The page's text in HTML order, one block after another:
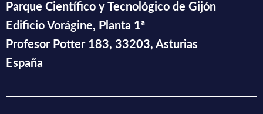
Parque Científico y Tecnológico de Gijón
Edificio Vorágine, Planta 1ª
Profesor Potter 183, 33203, Asturias
España